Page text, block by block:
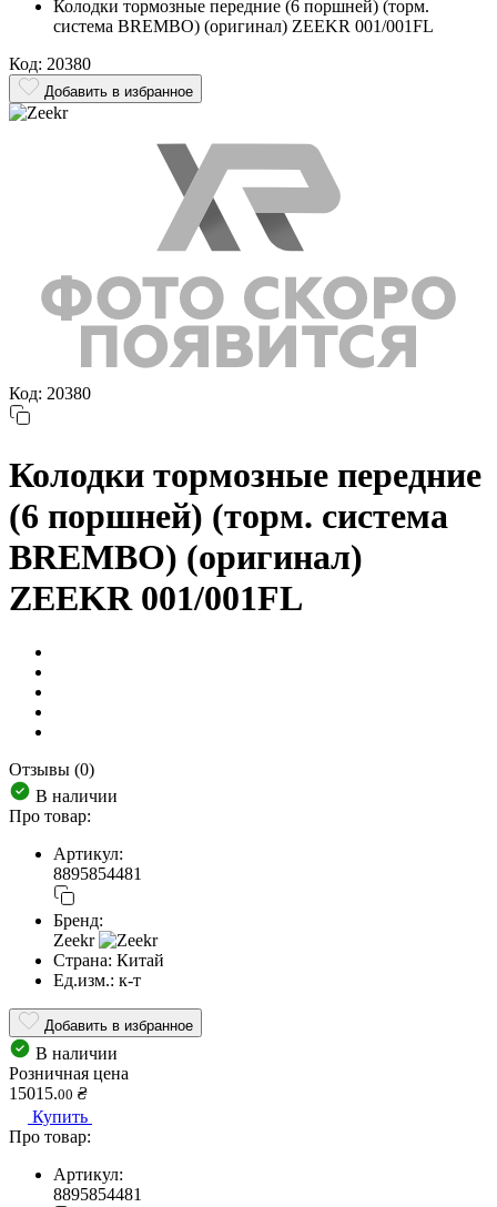
Колодки тормозные передние (6 поршней) (торм.
система BREMBO) (оригинал) ZEEKR 001/001FL
Код: 20380
Добавить в избранное
Код: 20380
Колодки тормозные передние
(6 поршней) (торм. система
BREMBO) (оригинал)
ZEEKR 001/001FL
Отзывы (0)
В наличии
Про товар:
Артикул:
8895854481
Бренд:
Zeekr
Страна: Китай
Ед.изм.: к-т
Добавить в избранное
В наличии
Розничная цена
15015.00 ₴
Купить
Про товар:
Артикул:
8895854481